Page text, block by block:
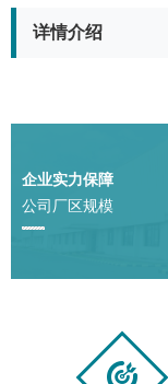
详情介绍
企业实力保障
公司厂区规模